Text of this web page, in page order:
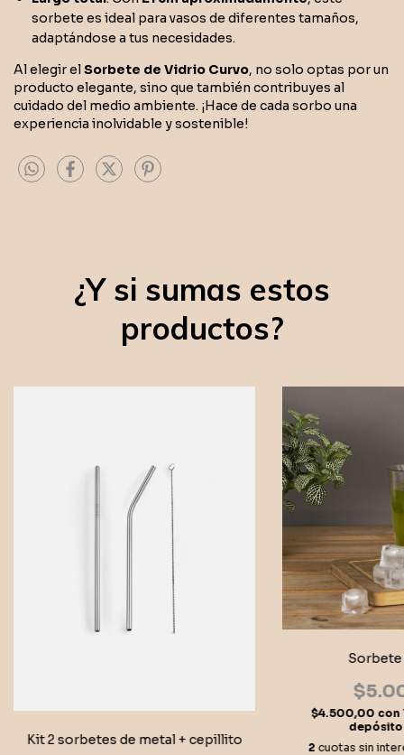
sorbete es ideal para vasos de diferentes tamaños,
adaptándose a tus necesidades.
Al elegir elSorbete de Vidrio Curvo, no solo optas por un
producto elegante, sino que también contribuyes al
cuidado del medio ambiente. ¡Hace de cada sorbo una
experiencia inolvidable y sostenible!
¿Y si sumas estos
productos?
Kit 2 sorbetes de metal + cepillito
Sorbete
$4.500,00 con
2 cuotas sin